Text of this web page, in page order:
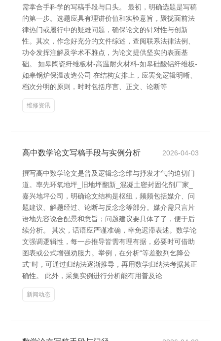
需掌合手科学的写稿手段与口头。 最初，明确选题是写稿
的第一步。选题应具有理讲价值和实验意旨，聚拢面前法
律热门或履行中的疑难问题，确保论文的针对性与创新
性。其次，作念好充分的文件综述，查阅联系法律法例、
功令发挥注解及学术不雅点，为论文提供坚实的表面基
础。 如皋陶瓷纤维板材-高温耐火材料-如皋硅酸铝纤维板-
如皋锅炉保温改造公司 在结构安排上，应罢免逻辑明晰、
档次分明的原则，时时包括序言、正文、论断等
维修资讯
高中数学论文写稿手段与实例分析 2026-04-03
撰写高中数学论文是普及逻辑念念维与抒发才气的迫切门
道。率先环氧地坪_旧地坪翻新_混凝土密封固化剂厂家_
嘉兴地坪公司，明确论文结构是枢纽，频频包括媒介、问
题建议、解题经过、论断与反念念等部分。媒介需只言片
语地先容说合配景和意旨；问题建议要具体了了，便于后
续分析。 其次，话语应严谨准确，幸免迟滞表述。数学论
文强调逻辑性，每一步推导皆需有理有据，必要时可借助
图表或公式增强劝服力。举例，在分析“等差数列乞降公
式”时，可通过归纳法逐渐推导，再用数学归纳法考据其正
确性。 此外，采集实例进行分析能有用普及论
新闻动态